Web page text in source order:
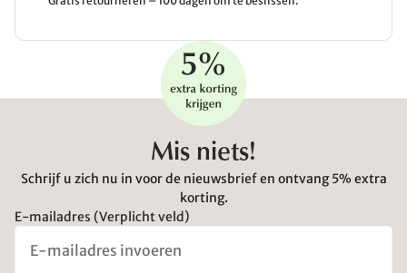
Mis niets!
Schrijf u zich nu in voor de nieuwsbrief en ontvang 5% extra
korting.
E-mailadres (Verplicht veld)